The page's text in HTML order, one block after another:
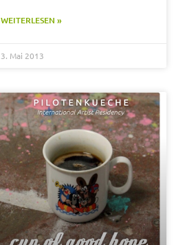
WEITERLESEN »
3. Mai 2013